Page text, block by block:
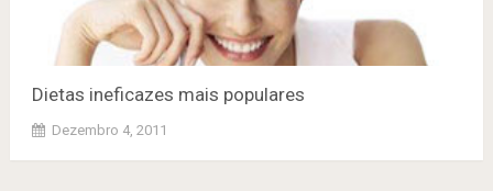
Dietas ineficazes mais populares
Dezembro 4, 2011